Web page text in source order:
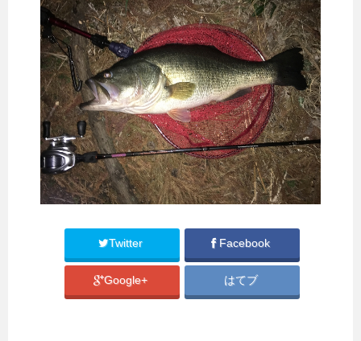
Twitter Facebook
Google+ はてブ